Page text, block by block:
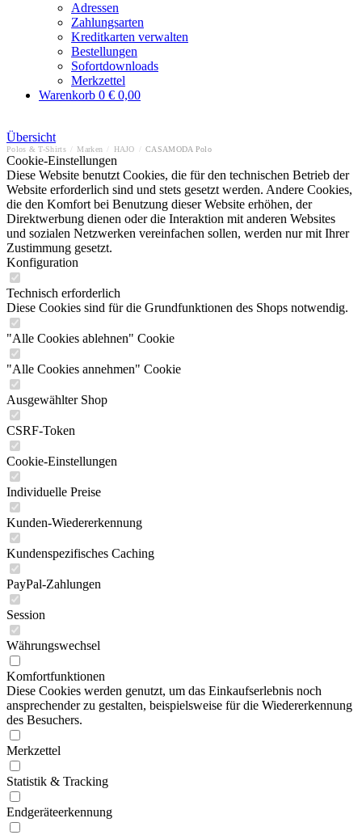
Adressen
Zahlungsarten
Kreditkarten verwalten
Bestellungen
Sofortdownloads
Merkzettel
Warenkorb 0 € 0,00
Übersicht
Polos & T-Shirts Marken HAJO CASAMODA Polo
Cookie-Einstellungen
Diese Website benutzt Cookies, die für den technischen Betrieb der
Website erforderlich sind und stets gesetzt werden. Andere Cookies,
die den Komfort bei Benutzung dieser Website erhöhen, der
Direktwerbung dienen oder die Interaktion mit anderen Websites
und sozialen Netzwerken vereinfachen sollen, werden nur mit Ihrer
Zustimmung gesetzt.
Konfiguration
Technisch erforderlich
Diese Cookies sind für die Grundfunktionen des Shops notwendig.
"Alle Cookies ablehnen" Cookie
"Alle Cookies annehmen" Cookie
Ausgewählter Shop
CSRF-Token
Cookie-Einstellungen
Individuelle Preise
Kunden-Wiedererkennung
Kundenspezifisches Caching
PayPal-Zahlungen
Session
Währungswechsel
Komfortfunktionen
Diese Cookies werden genutzt, um das Einkaufserlebnis noch
ansprechender zu gestalten, beispielsweise für die Wiedererkennung
des Besuchers.
Merkzettel
Statistik & Tracking
Endgeräteerkennung